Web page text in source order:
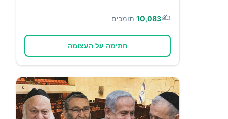
✍️
10,083 תומכים
חתימה על העצומה